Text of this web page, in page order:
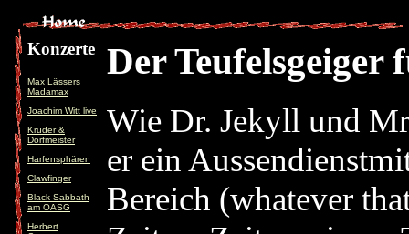
Konzerte
Max Lässers
Madamax
Joachim Witt live
Kruder &
Dorfmeister
Harfensphären
Clawfinger
Black Sabbath
am OASG
Herbert
Der Teufelsgeiger
Wie Dr. Jekyll und
er ein
Bereich (whatever